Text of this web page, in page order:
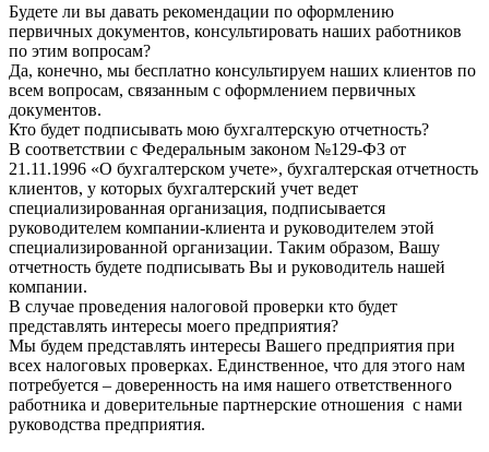
Будете ли вы давать рекомендации по оформлению
первичных документов, консультировать наших работников
по этим вопросам?
Да, конечно, мы бесплатно консультируем наших клиентов по
всем вопросам, связанным с оформлением первичных
документов.
Кто будет подписывать мою бухгалтерскую отчетность?
В соответствии с Федеральным законом №129-ФЗ от
21.11.1996 «О бухгалтерском учете», бухгалтерская отчетность
клиентов, у которых бухгалтерский учет ведет
специализированная организация, подписывается
руководителем компании-клиента и руководителем этой
специализированной организации. Таким образом, Вашу
отчетность будете подписывать Вы и руководитель нашей
компании.
В случае проведения налоговой проверки кто будет
представлять интересы моего предприятия?
Мы будем представлять интересы Вашего предприятия при
всех налоговых проверках. Единственное, что для этого нам
потребуется – доверенность на имя нашего ответственного
работника и доверительные партнерские отношения с нами
руководства предприятия.